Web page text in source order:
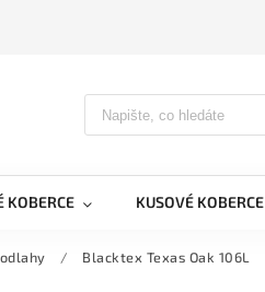
KOBERCE KUSOVÉ KOBERCE
/ Blacktex Texas Oak 106L